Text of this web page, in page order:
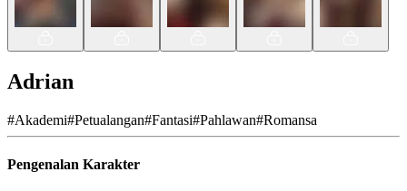
Adrian
#Akademi#Petualangan#Fantasi#Pahlawan#Romansa
Pengenalan Karakter